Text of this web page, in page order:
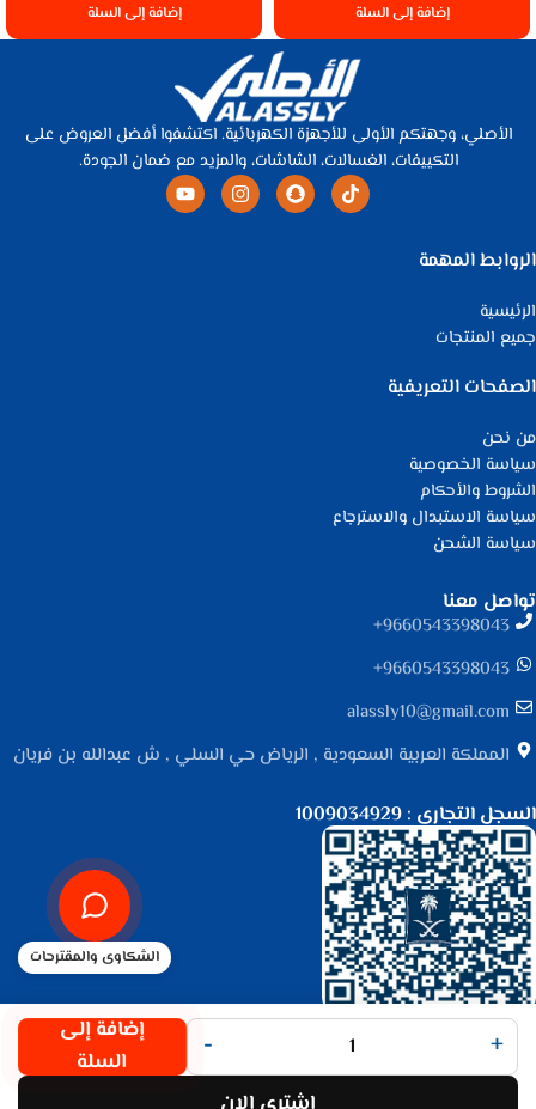
إضافة إلى السلة إضافة إلى السلة
الأصلي، وجهتكم الأولى للأجهزة الكهربائية. اكتشفوا أفضل العروض على
التكييفات، الغسالات، الشاشات، والمزيد مع ضمان الجودة.
الروابط المهمة
الرئيسية
جميع المنتجات
الصفحات التعريفية
من نحن
سياسة الخصوصية
الشروط والأحكام
سياسة الاستبدال والاسترجاع
سياسة الشحن
تواصل معنا
9660543398043⁩+
9660543398043⁩+
alassly10@gmail.com
المملكة العربية السعودية , الرياض حي السلي , ش عبدالله بن فريان
السجل التجاري : 1009034929
جميع الحقوق محفوظة لـمتجر الأصلي© 2025.
تم التطوير بواسطة
Code Times +
-
إضافة إلى
السلة
الشكاوى والمقترحات